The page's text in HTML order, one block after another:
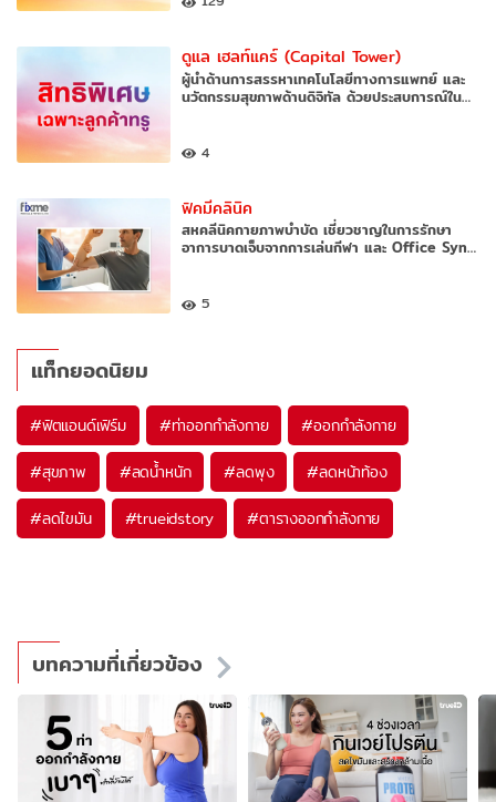
ดูแล เฮลท์แคร์ (Capital Tower)
ผู้นำด้านการสรรหาเทคโนโลยีทางการแพทย์ และ
นวัตกรรมสุขภาพด้านดิจิทัล ด้วยประสบการณ์ใน…
4
ฟิคมีคลินิค
สหคลีนิคกายภาพบำบัด เชี่ยวชาญในการรักษา
อาการบาดเจ็บจากการเล่นกีฬา และ Office Syn…
5
แท็กยอดนิยม
#ฟิตแอนด์เฟิร์ม #ท่าออกกำลังกาย #ออกกำลังกาย
#สุขภาพ #ลดน้ำหนัก #ลดพุง #ลดหน้าท้อง
#ลดไขมัน #trueidstory #ตารางออกกำลังกาย
บทความที่เกี่ยวข้อง